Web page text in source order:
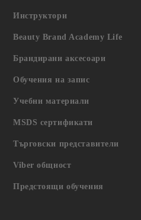
Инструктори
Beauty Brand Academy Life
Брандирани аксесоари
Обучения на запис
Учебни материали
MSDS сертификати
Търговски представители
Viber общност
Предстоящи обучения